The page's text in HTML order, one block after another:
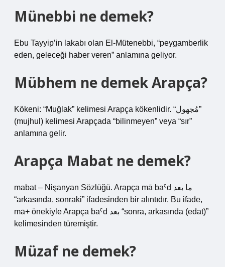
Münebbi ne demek?
Ebu Tayyip’in lakabı olan El-Mütenebbi, “peygamberlik
eden, geleceği haber veren” anlamına geliyor.
Mübhem ne demek Arapça?
Kökeni: “Muğlak” kelimesi Arapça kökenlidir. “مُجهول”
(mujhul) kelimesi Arapçada “bilinmeyen” veya “sır”
anlamına gelir.
Arapça Mabat ne demek?
mabat – Nişanyan Sözlüğü. Arapça mā baˁd ما بعد
“arkasında, sonraki” ifadesinden bir alıntıdır. Bu ifade,
mā+ önekiyle Arapça baˁd بعد “sonra, arkasında (edat)”
kelimesinden türemiştir.
Müzaf ne demek?